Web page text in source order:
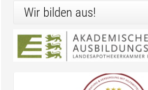
Wir bilden aus!